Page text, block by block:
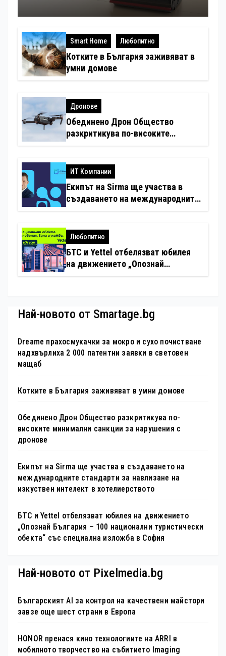
Smart Home Любопитно
Котките в България заживяват в
умни домове
Дронове
Обединено Дрон Общество
разкритикува по-високите
ИТ Компании
Екипът на Sirma ще участва в
създаването на международните
хотелиерството
Любопитно
БТС и Yettel отбелязват юбилея
на движението „Опознай
Най-новото от Smartage.bg
Dreame прахосмукачки за мокро и сухо почистване
надхвърлиха 2 000 патентни заявки в световен
мащаб
Котките в България заживяват в умни домове
Обединено Дрон Общество разкритикува по-
високите минимални санкции за нарушения с
дронове
Екипът на Sirma ще участва в създаването на
международните стандарти за навлизане на
изкуствен интелект в хотелиерството
БТС и Yettel отбелязват юбилея на движението
„Опознай България – 100 национални туристически
обекта“ със специална изложба в София
Най-новото от Pixelmedia.bg
Българският AI за контрол на качествени майстори
завзе още шест страни в Европа
HONOR пренася кино технологиите на ARRI в
мобилното творчество на събитието Imaging